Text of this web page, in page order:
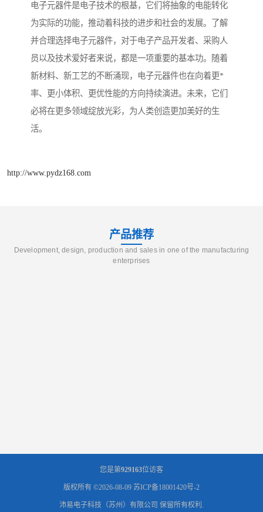
电子元器件是电子技术的根基，它们将抽象的电能转化
为实际的功能，推动着科技的进步和社会的发展。了解
并合理选择电子元器件，对于电子产品开发者、采购人
员以及技术爱好者来说，都是一项重要的基本功。随着
新材料、新工艺的不断涌现，电子元器件也在向着更*
率、更小体积、更优性能的方向持续演进。未来，它们
必将在更多领域绽放光彩，为人类创造更加美好的生
活。
http://www.pydz168.com
产品推荐
Development, design, production and sales in one of the manufacturing
enterprises
您是第929163位访客
版权所有 ©2026-08-09 苏ICP备18001420号-2
沛易电子科技（苏州）有限公司 保留所有权利.